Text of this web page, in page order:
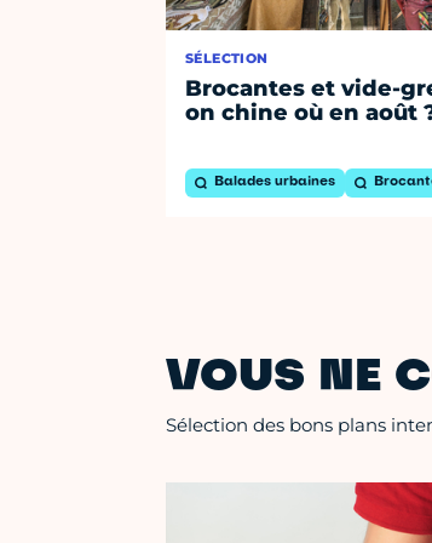
SÉLECTION
Brocantes et vide-
on chine où en août
Balades urbaines
VOUS NE
Sélection des bons plans